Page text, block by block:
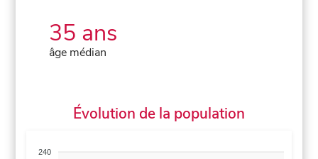
35 ans
âge médian
Évolution de la population
240